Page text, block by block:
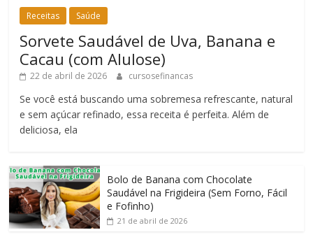
Receitas Saúde
Sorvete Saudável de Uva, Banana e
Cacau (com Alulose)
22 de abril de 2026 cursosefinancas
Se você está buscando uma sobremesa refrescante, natural
e sem açúcar refinado, essa receita é perfeita. Além de
deliciosa, ela
Bolo de Banana com Chocolate
Saudável na Frigideira (Sem Forno, Fácil
e Fofinho)
21 de abril de 2026